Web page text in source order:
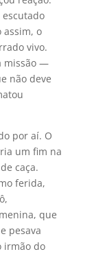
assim, o
vivo.
missão —
não deve
por aí. O
um fim na
caça.
ferida,
que
pesava
irmão do